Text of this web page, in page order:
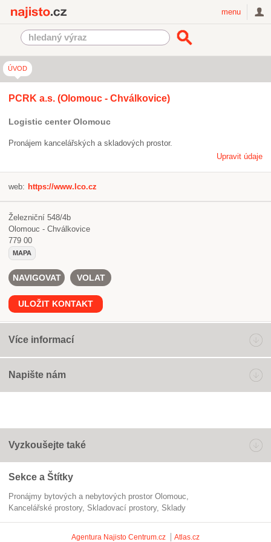
menu
ÚVOD
PCRK a.s. (Olomouc - Chválkovice)
Logistic center Olomouc
Pronájem kancelářských a skladových prostor.
Upravit údaje
web: https://www.lco.cz
Železniční 548/4b
Olomouc - Chválkovice
779 00
MAPA
NAVIGOVAT VOLAT
ULOŽIT KONTAKT
Více informací
Napište nám
Vyzkoušejte také
Sekce a Štítky
Pronájmy bytových a nebytových prostor Olomouc
kancelářské prostory
skladovací prostory Sklady
Agentura Najisto Centrum.cz Atlas.cz